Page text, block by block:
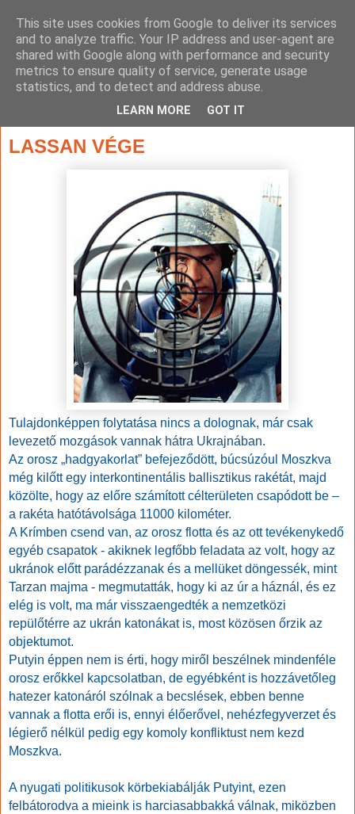
LASSAN VÉGE
Tulajdonképpen folytatása nincs a dolognak, már csak
levezető mozgások vannak hátra Ukrajnában.
Az orosz „hadgyakorlat” befejeződött, búcsúzóul Moszkva
még kilőtt egy interkontinentális ballisztikus rakétát, majd
közölte, hogy az előre számított célterületen csapódott be –
a rakéta hatótávolsága 11000 kilométer.
A Krímben csend van, az orosz flotta és az ott tevékenykedő
egyéb csapatok - akiknek legfőbb feladata az volt, hogy az
ukránok előtt parádézzanak és a mellüket döngessék, mint
Tarzan majma - megmutatták, hogy ki az úr a háznál, és ez
elég is volt, ma már visszaengedték a nemzetközi
repülőtérre az ukrán katonákat is, most közösen őrzik az
objektumot.
Putyin éppen nem is érti, hogy miről beszélnek mindenféle
orosz erőkkel kapcsolatban, de egyébként is hozzávetőleg
hatezer katonáról szólnak a becslések, ebben benne
vannak a flotta erői is, ennyi élőerővel, nehézfegyverzet és
légierő nélkül pedig egy komoly konfliktust nem kezd
Moszkva.
A nyugati politikusok körbekiabálják Putyint, ezen
felbátorodva a mieink is harciasabbakká válnak, miközben
This site uses cookies from Google to deliver its services
and to analyze traffic. Your IP address and user-agent are
shared with Google along with performance and security
metrics to ensure quality of service, generate usage
statistics, and to detect and address abuse.
LEARN MORE GOT IT